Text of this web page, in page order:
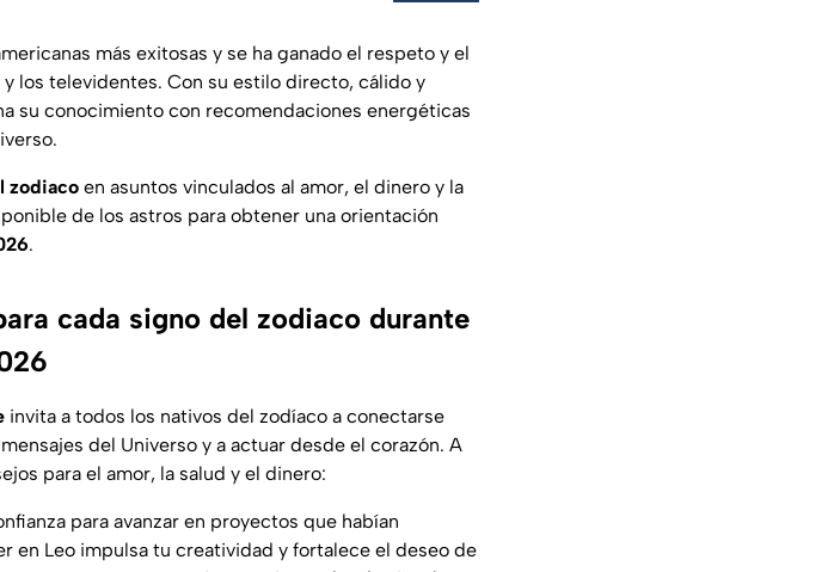
más exitosas y se ha ganado el respeto y el
los televidentes. Con su estilo directo, cálido y
su conocimiento con recomendaciones energéticas
zodiaco en asuntos vinculados al amor, el dinero y la
de los astros para obtener una orientación
.
cada signo del zodiaco durante
invita a todos los nativos del zodíaco a conectarse
del Universo y a actuar desde el corazón. A
para el amor, la salud y el dinero:
para avanzar en proyectos que habían
en Leo impulsa tu creatividad y fortalece el deseo de